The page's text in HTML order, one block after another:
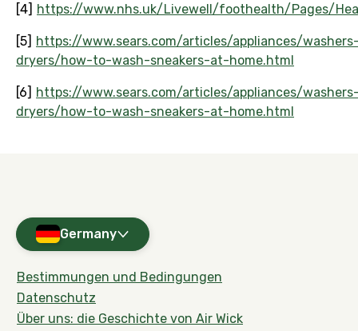
[4] https://www.nhs.uk/Livewell/foothealth/Pages/
[5] https://www.sears.com/articles/appliances/
dryers/how-to-wash-sneakers-at-home.html
[6] https://www.sears.com/articles/appliances/
dryers/how-to-wash-sneakers-at-home.html
Germany
Bestimmungen und Bedingungen
Datenschutz
Über uns: die Geschichte von Air Wick